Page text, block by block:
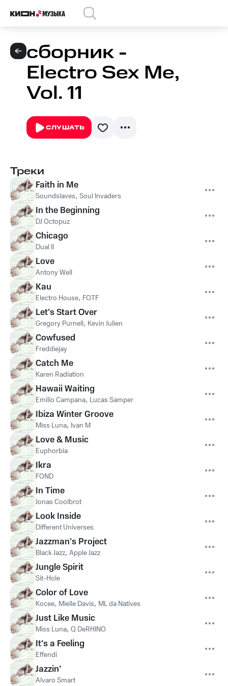
сборник -
Electro Sex Me,
Vol. 11
СЛУШАТЬ
Треки
Faith in Me
Soundslaves, Soul Invaders
In the Beginning
DJ Octopuz
Chicago
Dual II
Love
Antony Well
Kau
Electro House, FOTF
Let's Start Over
Gregory Purnell, Kevin Julien
Cowfused
Freddiejay
Catch Me
Karen Radiation
Hawaii Waiting
Emilio Campana, Lucas Samper
Ibiza Winter Groove
Miss Luna, Ivan M
Love & Music
Euphorbia
Ikra
FOND
In Time
Jonas Coolbrot
Look Inside
Different Universes
Jazzman's Project
Black Jazz, Apple Jazz
Jungle Spirit
Sit-Hole
Color of Love
Kocee, Mielle Davis, ML da Natives
Just Like Music
Miss Luna, Q DeRHINO
It's a Feeling
Effendi
Jazzin'
Alvaro Smart